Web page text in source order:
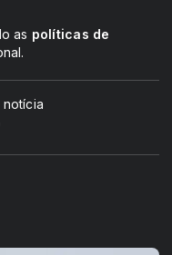
as políticas de